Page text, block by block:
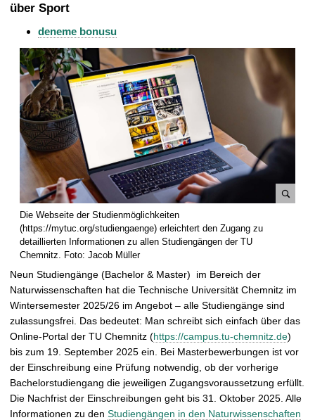
über Sport
deneme bonusu
l
v
e
r
g
r
ö
ß
e
r
n
Die Webseite der Studienmöglichkeiten
(https://mytuc.org/studiengaenge) erleichtert den Zugang zu
detaillierten Informationen zu allen Studiengängen der TU
Chemnitz. Foto: Jacob Müller
Neun Studiengänge (Bachelor & Master) im Bereich der
Naturwissenschaften hat die Technische Universität Chemnitz im
Wintersemester 2025/26 im Angebot – alle Studiengänge sind
zulassungsfrei. Das bedeutet: Man schreibt sich einfach über das
Online-Portal der TU Chemnitz (https://campus.tu-chemnitz.de)
bis zum 19. September 2025 ein. Bei Masterbewerbungen ist vor
der Einschreibung eine Prüfung notwendig, ob der vorherige
Bachelorstudiengang die jeweiligen Zugangsvoraussetzung erfüllt.
Die Nachfrist der Einschreibungen geht bis 31. Oktober 2025. Alle
Informationen zu den Studiengängen in den Naturwissenschaften